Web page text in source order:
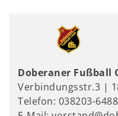
Doberaner Fußball
Verbindungsstr.3 |
Telefon: 038203-